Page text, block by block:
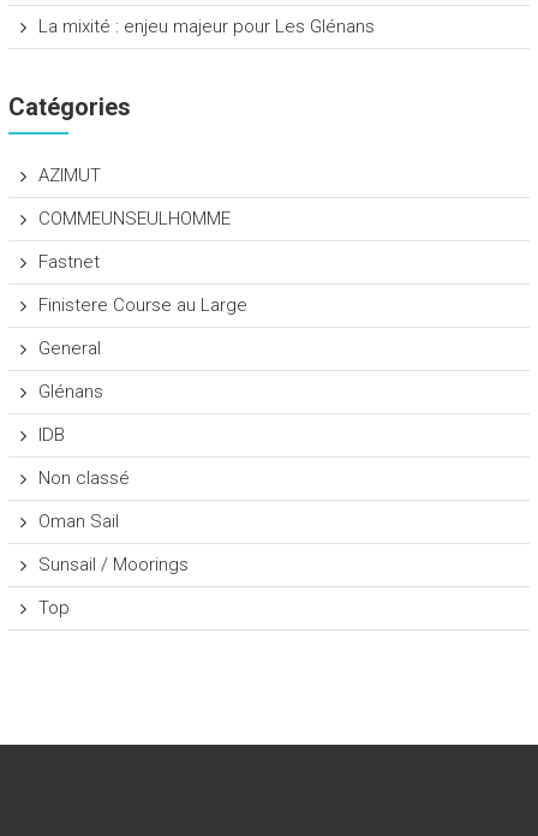
La mixité : enjeu majeur pour Les Glénans
Catégories
AZIMUT
COMMEUNSEULHOMME
Fastnet
Finistere Course au Large
General
Glénans
IDB
Non classé
Oman Sail
Sunsail / Moorings
Top